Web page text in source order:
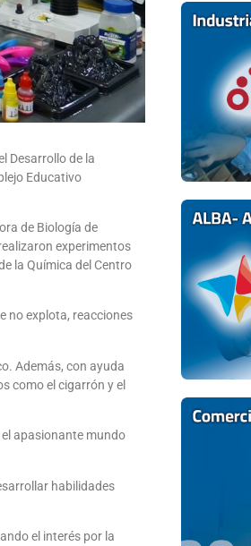
Desarrollo de la
Educativo
de Biología de
experimentos
la Química del Centro
no explota, reacciones
Además, con ayuda
como el cigarrón y el
apasionante mundo
habilidades
el interés por la